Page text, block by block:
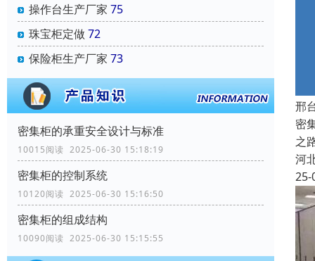
操作台生产厂家 75
珠宝柜定做72
保险柜生产厂家 73
密集柜的承重安全设计与标准
10015阅读 2025-06-30 15:18:19
密集柜的控制系统
10120阅读 2025-06-30 15:16:50
密集柜的组成结构
10090阅读 2025-06-30 15:15:55
邢
密
之
河
25-